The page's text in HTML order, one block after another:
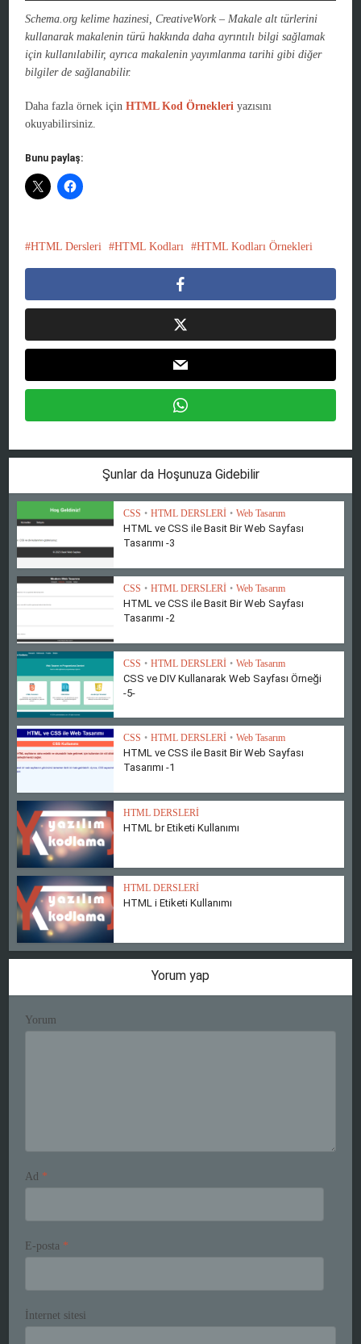
Schema.org kelime hazinesi, CreativeWork – Makale alt türlerini
kullanarak makalenin türü hakkında daha ayrıntılı bilgi sağlamak
için kullanılabilir, ayrıca makalenin yayımlanma tarihi gibi diğer
bilgiler de sağlanabilir.
Daha fazla örnek içinHTML Kod Örnekleri yazısını
okuyabilirsiniz.
Bunu paylaş:
HTML Dersleri HTML Kodları HTML Kodları Örnekleri
Şunlar da Hoşunuza Gidebilir
CSS • HTML DERSLERİ • Web Tasarım
HTML ve CSS ile Basit Bir Web Sayfası
Tasarımı -3
CSS • HTML DERSLERİ • Web Tasarım
HTML ve CSS ile Basit Bir Web Sayfası
Tasarımı -2
CSS • HTML DERSLERİ • Web Tasarım
CSS ve DIV Kullanarak Web Sayfası Örneği
-5-
CSS • HTML DERSLERİ • Web Tasarım
HTML ve CSS ile Basit Bir Web Sayfası
Tasarımı -1
HTML DERSLERİ
HTML br Etiketi Kullanımı
HTML DERSLERİ
HTML i Etiketi Kullanımı
Yorum yap
Yorum
Ad *
E-posta *
İnternet sitesi